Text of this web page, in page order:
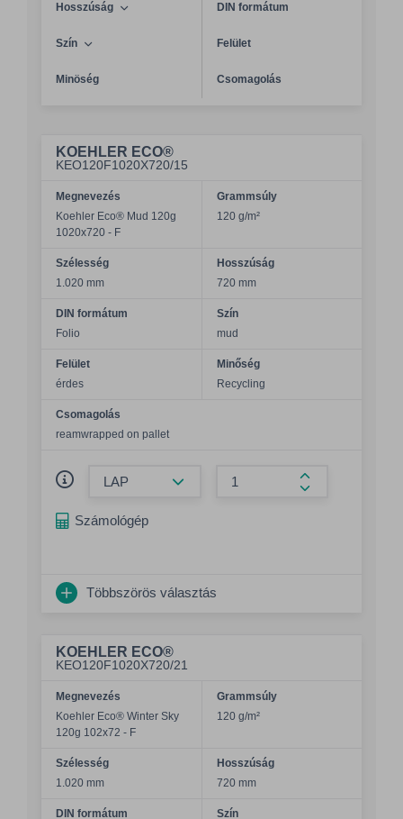
Hosszúság DIN formátum
Szín Felület
Minöség Csomagolás
KOEHLER ECO®
KEO120F1020X720/15
Megnevezés
Koehler Eco® Mud 120g
1020x720 - F
Grammsúly
120 g/m²
Szélesség
1.020 mm
Hosszúság
720 mm
DIN formátum
Folio
Szín
mud
Felület
érdes
Minőség
Recycling
Csomagolás
reamwrapped on pallet
Összeg
Számológép
Többszörös választás
KOEHLER ECO®
KEO120F1020X720/21
Megnevezés
Koehler Eco® Winter Sky
120g 102x72 - F
Grammsúly
120 g/m²
Szélesség
1.020 mm
Hosszúság
720 mm
DIN formátum Szín